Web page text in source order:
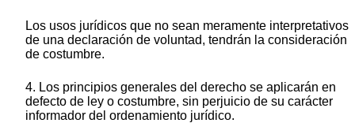
Los usos jurídicos que no sean meramente interpretativos
de una declaración de voluntad, tendrán la consideración
de costumbre.
4. Los principios generales del derecho se aplicarán en
defecto de ley o costumbre, sin perjuicio de su carácter
informador del ordenamiento jurídico.